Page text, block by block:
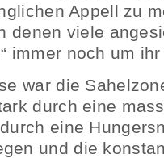
Appell zu
denen viele
immer noch um
war die
durch eine
eine
und die